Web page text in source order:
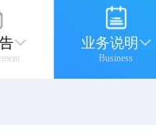
业务说明
Business